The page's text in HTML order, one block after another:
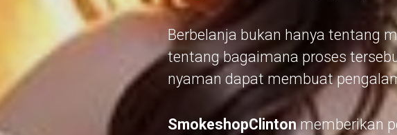
Berbelanja bukan hanya tentang
tentang bagaimana proses
nyaman dapat membuat
SmokeshopClintonmemberikan